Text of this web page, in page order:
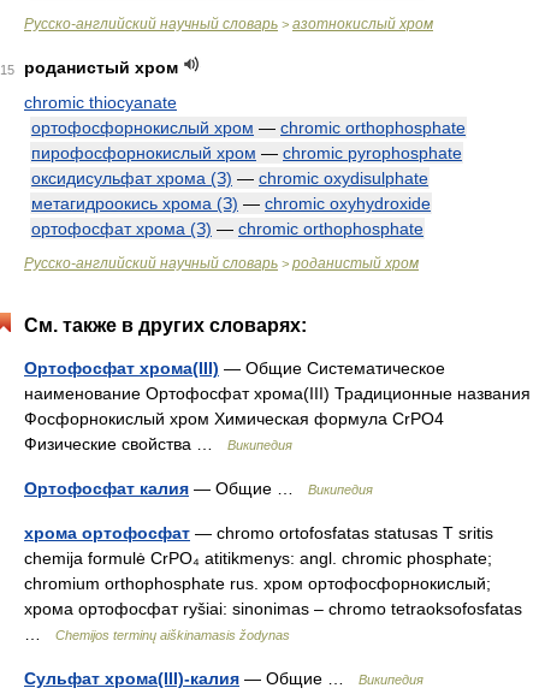
Русско-английский научный словарь > азотнокислый хром
15
роданистый хром
chromic thiocyanate
ортофосфорнокислый хром — chromic orthophosphate
пирофосфорнокислый хром — chromic pyrophosphate
оксидисульфат хрома (З) — chromic oxydisulphate
метагидроокись хрома (З) — chromic oxyhydroxide
ортофосфат хрома (З) — chromic orthophosphate
Русско-английский научный словарь > роданистый хром
См. также в других словарях:
Ортофосфат хрома(III) — Общие Систематическое
наименование Ортофосфат хрома(III) Традиционные названия
Фосфорнокислый хром Химическая формула CrPO4
Физические свойства …
Википедия
Ортофосфат калия — Общие … Википедия
хрома ортофосфат — chromo ortofosfatas statusas T sritis
chemija formulė CrPO₄ atitikmenys: angl. chromic phosphate;
chromium orthophosphate rus. хром ортофосфорнокислый;
хрома ортофосфат ryšiai: sinonimas – chromo tetraoksofosfatas
Chemijos terminų aiškinamasis žodynas
Сульфат хрома(III)-калия — Общие … Википедия